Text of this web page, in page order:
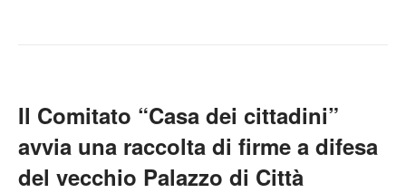
Il Comitato “Casa dei cittadini”
avvia una raccolta di firme a difesa
del vecchio Palazzo di Città